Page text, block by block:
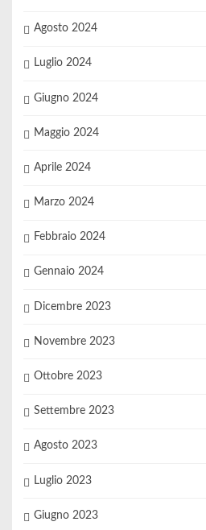
Agosto 2024
Luglio 2024
Giugno 2024
Maggio 2024
Aprile 2024
Marzo 2024
Febbraio 2024
Gennaio 2024
Dicembre 2023
Novembre 2023
Ottobre 2023
Settembre 2023
Agosto 2023
Luglio 2023
Giugno 2023